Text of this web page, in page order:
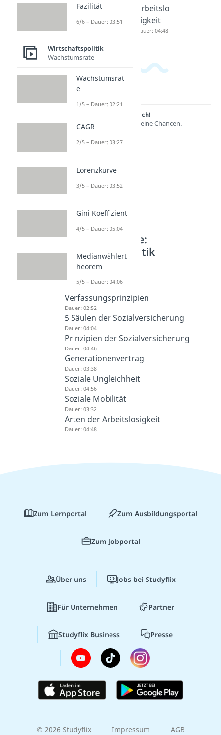
Ungleich
heit
Dauer: 04:56
Mobilität
Dauer: 03:32
Arbeitslo
sigkeit
Dauer: 04:48
Lernen lohnt sich!
Entdecke hier deine Chancen.
Weitere Inhalte:
Wirtschaftspolitik
Sozialpolitik
Sozialstaat
Verfassungsprinzipien
Dauer: 02:52
5 Säulen der Sozialversicherung
Dauer: 04:04
Prinzipien der Sozialversicherung
Dauer: 04:46
Generationenvertrag
Dauer: 03:38
Soziale Ungleichheit
Dauer: 04:56
Soziale Mobilität
Dauer: 03:32
Arten der Arbeitslosigkeit
Dauer: 04:48
Fazilität
6/6 – Dauer: 03:51
Wirtschaftspolitik
Wachstumsrate
Wachstumsrat
e
1/5 – Dauer: 02:21
CAGR
2/5 – Dauer: 03:27
Lorenzkurve
3/5 – Dauer: 03:52
Gini Koeffizient
4/5 – Dauer: 05:04
Medianwählert
heorem
5/5 – Dauer: 04:06
Zum Lernportal Zum Ausbildungsportal
Zum Jobportal
Über uns Jobs bei Studyflix
Für Unternehmen Partner
Studyflix Business Presse
© 2026 Studyflix Impressum AGB